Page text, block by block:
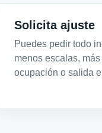
Solicita ajuste
Puedes pedir todo
menos escalas,
ocupación o salida